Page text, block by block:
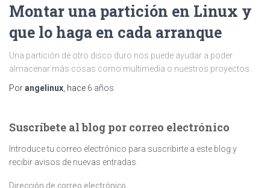
Montar una partición en Linux y
que lo haga en cada arranque
Una partición de otro disco duro nos puede ayudar a poder
almacenar más cosas como multimedia o nuestros proyectos.
Porangelinux , hace 6 años
Suscríbete al blog por correo electrónico
Introduce tu correo electrónico para suscribirte a este blog y
recibir avisos de nuevas entradas.
Dirección